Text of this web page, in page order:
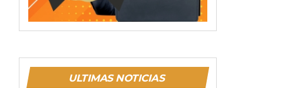
ULTIMAS NOTICIAS